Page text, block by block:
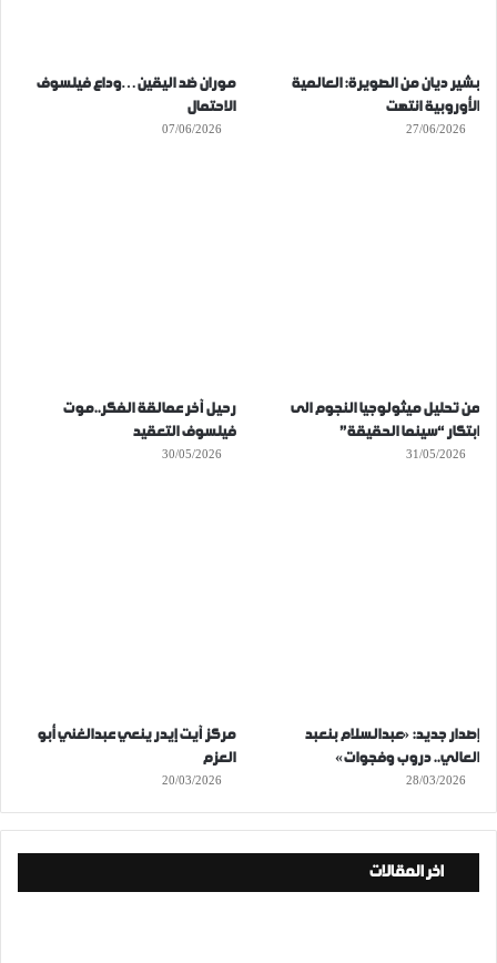
بشير ديان من الصويرة: العالمية
الأوروبية انتهت
27/06/2026
موران ضد اليقين…وداع فيلسوف
الاحتمال
07/06/2026
من تحليل ميثولوجيا النجوم الى
ابتكار “سينما الحقيقة”
31/05/2026
رحيل آخر عمالقة الفكر..موت
فيلسوف التعقيد
30/05/2026
إصدار جديد: «عبدالسلام بنعبد
العالي.. دروب وفجوات»
28/03/2026
مركز آيت إيدر ينعي عبدالغني أبو
العزم
20/03/2026
اخر المقالات